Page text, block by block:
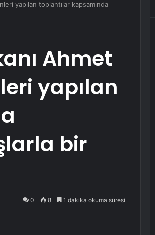
yapılan toplantılar kapsamında
Ahmet
yapılan
bir
0 8 1 dakika okuma süresi